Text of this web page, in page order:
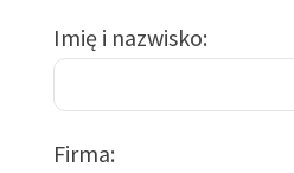
Imię i nazwisko
Firma